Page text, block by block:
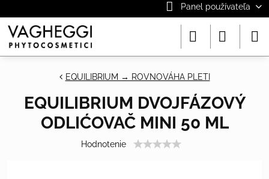
Panel používateľa
EQUILIBRIUM → ROVNOVÁHA PLETI
EQUILIBRIUM DVOJFÁZOVÝ
ODLIĆOVAČ MINI 50 ML
Hodnotenie